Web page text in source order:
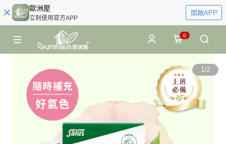
歐洲屋
立刻使用官方APP
開啟APP
0
1/2